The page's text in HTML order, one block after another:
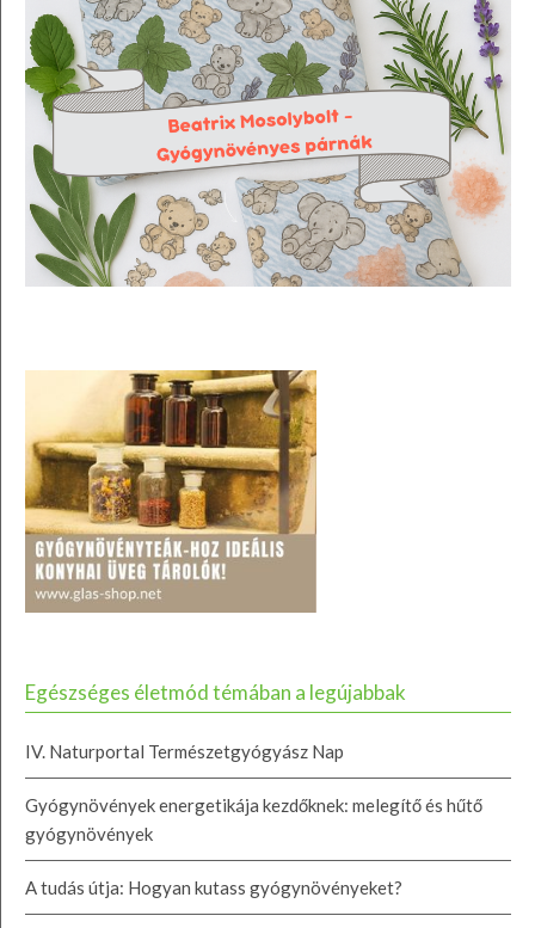
Egészséges életmód témában a legújabbak
IV. Naturportal Természetgyógyász Nap
Gyógynövények energetikája kezdőknek: melegítő és hűtő
gyógynövények
A tudás útja: Hogyan kutass gyógynövényeket?